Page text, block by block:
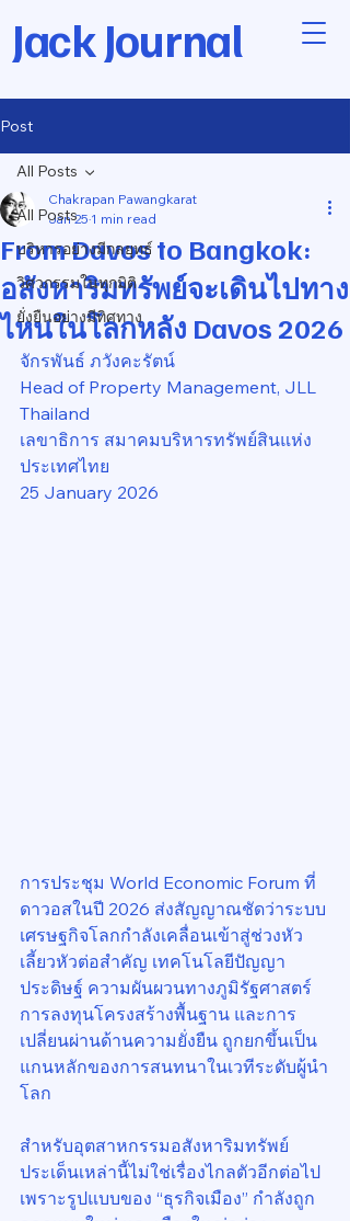
Jack Journal
Post
All Posts
บริหารอย่างมีกลยุทธ์
วิศวกรรมในทุกมิติ
ยั่งยืนอย่างมีทิศทาง
All Posts
From Davos to Bangkok:
อสังหาริมทรัพย์จะเดินไปทาง
ไหนในโลกหลัง Davos 2026
Chakrapan Pawangkarat
Jan 25 1 min read
จักรพันธ์ ภวังคะรัตน์
Head of Property Management, JLL
Thailand
เลขาธิการ สมาคมบริหารทรัพย์สินแห่ง
ประเทศไทย
25 January 2026
การประชุม World Economic Forum ที่
ดาวอสในปี 2026 ส่งสัญญาณชัดว่าระบบ
เศรษฐกิจโลกกำลังเคลื่อนเข้าสู่ช่วงหัว
เลี้ยวหัวต่อสำคัญ เทคโนโลยีปัญญา
ประดิษฐ์ ความผันผวนทางภูมิรัฐศาสตร์
การลงทุนโครงสร้างพื้นฐาน และการ
เปลี่ยนผ่านด้านความยั่งยืน ถูกยกขึ้นเป็น
แกนหลักของการสนทนาในเวทีระดับผู้นำ
โลก
สำหรับอุตสาหกรรมอสังหาริมทรัพย์
ประเด็นเหล่านี้ไม่ใช่เรื่องไกลตัวอีกต่อไป
เพราะรูปแบบของ “ธุรกิจเมือง” กำลังถูก